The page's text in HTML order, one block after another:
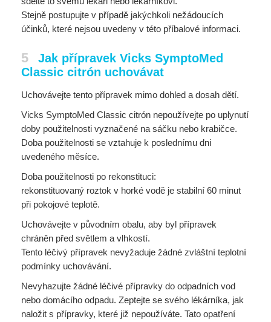
Stejně postupujte v případě jakýchkoli nežádoucích
účinků, které nejsou uvedeny v této příbalové informaci.
5
Jak přípravek Vicks SymptoMed
Classic citrón uchovávat
Uchovávejte tento přípravek mimo dohled a dosah dětí.
Vicks SymptoMed Classic citrón nepoužívejte po uplynutí
doby použitelnosti vyznačené na sáčku nebo krabičce.
Doba použitelnosti se vztahuje k poslednímu dni
uvedeného měsíce.
Doba použitelnosti po rekonstituci:
rekonstituovaný roztok v horké vodě je stabilní 60 minut
při pokojové teplotě.
Uchovávejte v původním obalu, aby byl přípravek
chráněn před světlem a vlhkostí.
Tento léčivý přípravek nevyžaduje žádné zvláštní teplotní
podmínky uchovávání.
Nevyhazujte žádné léčivé přípravky do odpadních vod
nebo domácího odpadu. Zeptejte se svého lékárníka, jak
naložit s přípravky, které již nepoužíváte. Tato opatření